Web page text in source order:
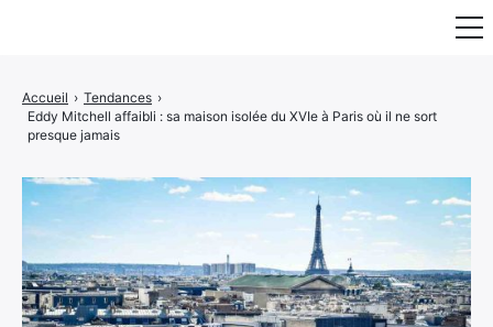
Accueil › Tendances ›
Eddy Mitchell affaibli : sa maison isolée du XVIe à Paris où il ne sort
presque jamais
Mobilier & Rangement
Luminaire
Maison
Art & Décoration
Portraits